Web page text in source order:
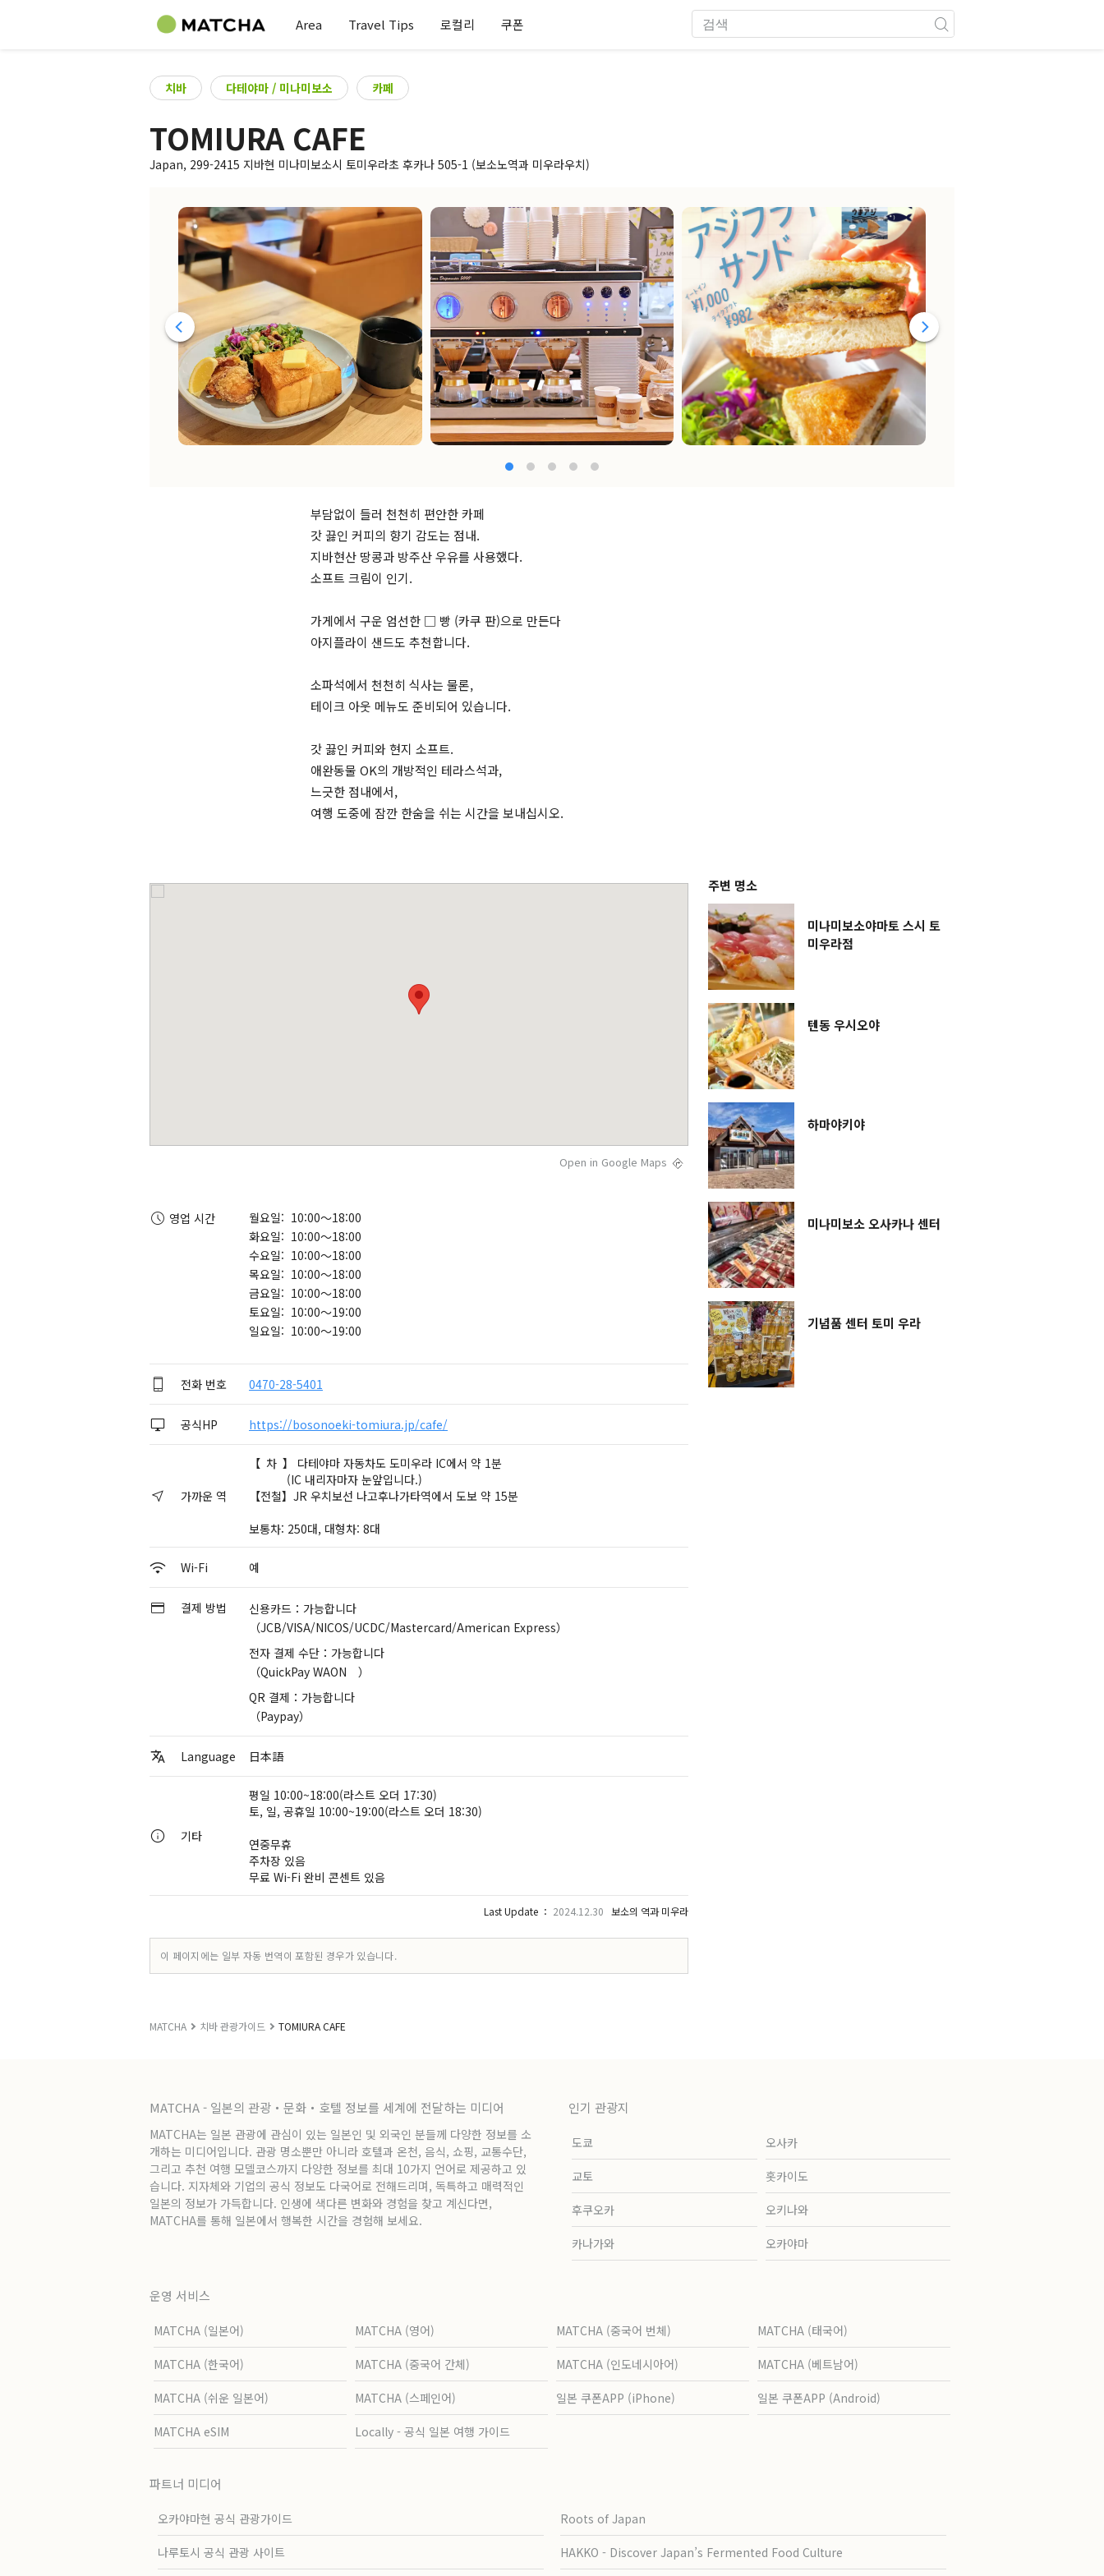
Area Travel Tips 로컬리 쿠폰
치바 다테야마 / 미나미보소 카페
TOMIURA CAFE
Japan, 299-2415 지바현 미나미보소시 토미우라초 후카나 505-1 (보소노역과 미우라우치)
부담없이 들러 천천히 편안한 카페
갓 끓인 커피의 향기 감도는 점내.
지바현산 땅콩과 방주산 우유를 사용했다.
소프트 크림이 인기.
가게에서 구운 엄선한 □ 빵 (카쿠 판)으로 만든다
아지플라이 샌드도 추천합니다.
소파석에서 천천히 식사는 물론,
테이크 아웃 메뉴도 준비되어 있습니다.
갓 끓인 커피와 현지 소프트.
애완동물 OK의 개방적인 테라스석과,
느긋한 점내에서,
여행 도중에 잠깐 한숨을 쉬는 시간을 보내십시오.
Open in Google Maps
영업 시간
월요일: 10:00～18:00
화요일: 10:00～18:00
수요일: 10:00～18:00
목요일: 10:00～18:00
금요일: 10:00～18:00
토요일: 10:00～19:00
일요일: 10:00～19:00
전화 번호 0470-28-5401
공식HP https://bosonoeki-tomiura.jp/cafe/
가까운 역
【 차 】 다테야마 자동차도 도미우라 IC에서 약 1분
(IC 내리자마자 눈앞입니다.)
【전철】JR 우치보선 나고후나가타역에서 도보 약 15분
보통차: 250대, 대형차: 8대
Wi-Fi 예
결제 방법
신용카드：가능합니다
（JCB/VISA/NICOS/UCDC/Mastercard/American Express）
전자 결제 수단：가능합니다
（QuickPay WAON ）
QR 결제：가능합니다
（Paypay）
Language 日本語
기타
평일 10:00~18:00(라스트 오더 17:30)
토, 일, 공휴일 10:00~19:00(라스트 오더 18:30)
연중무휴
주차장 있음
무료 Wi-Fi 완비 콘센트 있음
Last Update ： 2024.12.30 보소의 역과 미우라
이 페이지에는 일부 자동 번역이 포함된 경우가 있습니다.
주변 명소
미나미보소야마토 스시 토
미우라점
텐동 우시오야
하마야키야
미나미보소 오사카나 센터
기념품 센터 토미 우라
MATCHA 치바 관광가이드 TOMIURA CAFE
MATCHA - 일본의 관광・문화・호텔 정보를 세계에 전달하는 미디어
MATCHA는 일본 관광에 관심이 있는 일본인 및 외국인 분들께 다양한 정보를 소
개하는 미디어입니다. 관광 명소뿐만 아니라 호텔과 온천, 음식, 쇼핑, 교통수단,
그리고 추천 여행 모델코스까지 다양한 정보를 최대 10가지 언어로 제공하고 있
습니다. 지자체와 기업의 공식 정보도 다국어로 전해드리며, 독특하고 매력적인
일본의 정보가 가득합니다. 인생에 색다른 변화와 경험을 찾고 계신다면,
MATCHA를 통해 일본에서 행복한 시간을 경험해 보세요.
인기 관광지
도쿄 오사카
교토 홋카이도
후쿠오카 오키나와
카나가와 오카야마
운영 서비스
MATCHA (일본어) MATCHA (영어) MATCHA (중국어 번체) MATCHA (태국어)
MATCHA (한국어) MATCHA (중국어 간체) MATCHA (인도네시아어) MATCHA (베트남어)
MATCHA (쉬운 일본어) MATCHA (스페인어) 일본 쿠폰APP (iPhone) 일본 쿠폰APP (Android)
MATCHA eSIM Locally - 공식 일본 여행 가이드
파트너 미디어
오카야마현 공식 관광가이드 Roots of Japan
나루토시 공식 관광 사이트 HAKKO - Discover Japan’s Fermented Food Culture